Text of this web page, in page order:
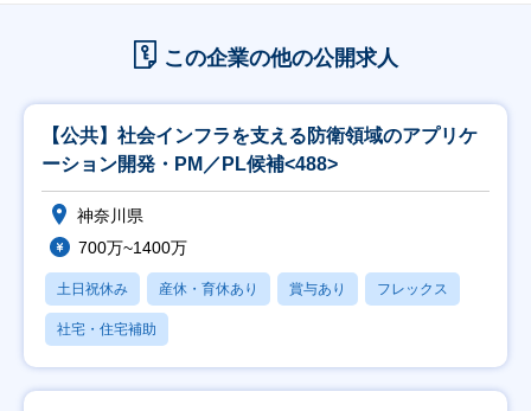
この企業の他の公開求人
【公共】社会インフラを支える防衛領域のアプリケ
ーション開発・PM／PL候補<488>
神奈川県
700万~1400万
土日祝休み 産休・育休あり 賞与あり フレックス
社宅・住宅補助